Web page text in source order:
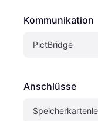
Kommunikation
PictBridge
Anschlüsse